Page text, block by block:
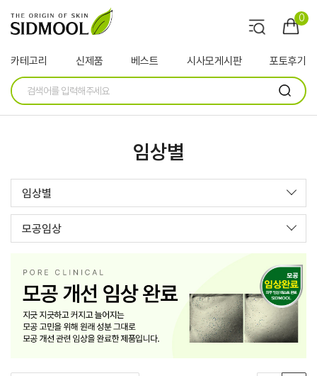
0
카테고리 신제품 베스트 시사모게시판 포토후기
임상별
임상별
모공임상